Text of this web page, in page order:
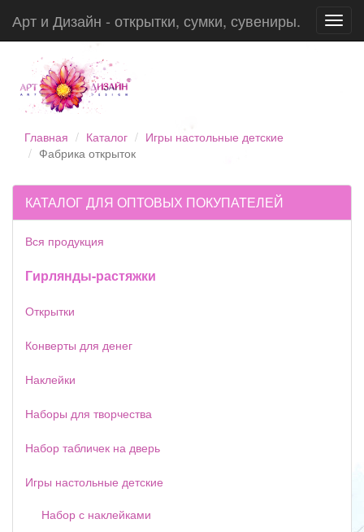
Арт и Дизайн - открытки, сумки, сувениры.
Главная Каталог
Игры настольные детские
Фабрика открыток
КАТАЛОГ ДЛЯ ОПТОВЫХ ПОКУПАТЕЛЕЙ
Вся продукция
Гирлянды-растяжки
Открытки
Конверты для денег
Наклейки
Наборы для творчества
Набор табличек на дверь
Игры настольные детские
Набор с наклейками